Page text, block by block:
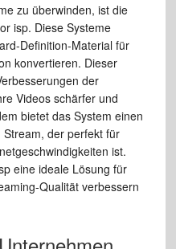
zu überwinden, ist die
isp. Diese Systeme
Definition-Material für
konvertieren. Dieser
der
Videos schärfer und
bietet das System einen
der perfekt für
ist.
eine ideale Lösung für
Qualität verbessern